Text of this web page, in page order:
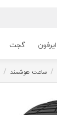
ایرفون گجت
/ ساعت هوشمند /